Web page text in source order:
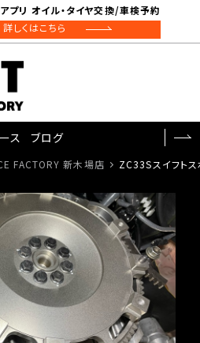
プリ オイル・タイヤ交換/車検予約
詳しくはこちら
ス ブログ
FACTORY 新木場店 ZC33Sスイフト